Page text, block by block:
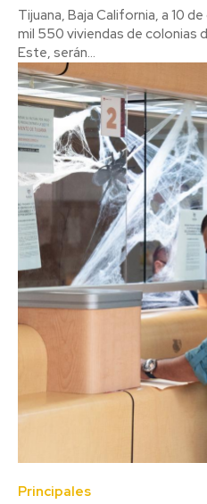
Tijuana, Baja California, a 10
mil 550 viviendas de colonias
Este, serán...
Principales